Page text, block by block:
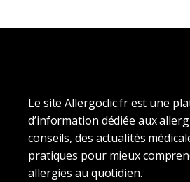
Le site Allergoclic.fr est une
d’information dédiée aux
conseils, des actualités
pratiques pour mieux
allergies au quotidien.